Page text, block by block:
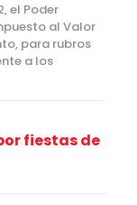
el Poder
al Valor
para rubros
a los
fiestas de